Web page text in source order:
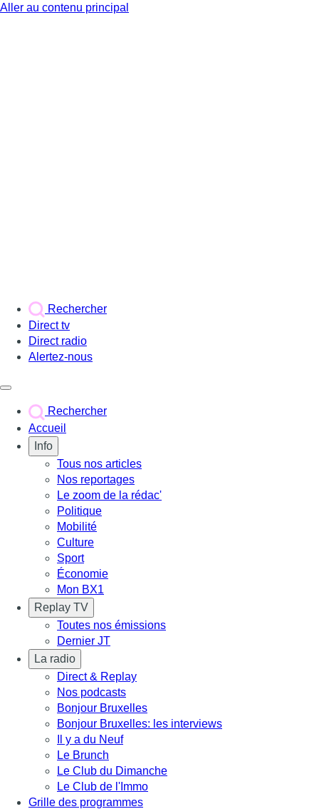
Aller au contenu principal
Rechercher
Direct tv
Direct radio
Alertez-nous
Rechercher
Accueil
Info
Tous nos articles
Nos reportages
Le zoom de la rédac'
Politique
Mobilité
Culture
Sport
Économie
Mon BX1
Replay TV
Toutes nos émissions
Dernier JT
La radio
Direct & Replay
Nos podcasts
Bonjour Bruxelles
Bonjour Bruxelles: les interviews
Il y a du Neuf
Le Brunch
Le Club du Dimanche
Le Club de l'Immo
Grille des programmes